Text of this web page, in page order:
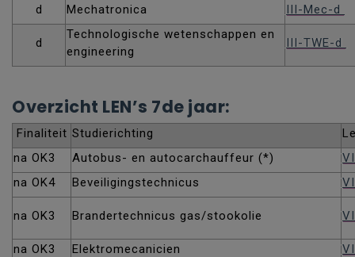
d Mechatronica III-Mec-d
d
Technologische wetenschappen en
engineering
III-TWE-d
Overzicht LEN’s 7de jaar:
Finaliteit Studierichting
na OK3
Autobus- en autocarchauffeur (*)
na OK4
Beveiligingstechnicus
na OK3 Brandertechnicus gas/stookolie
na OK3 Elektromecanicien